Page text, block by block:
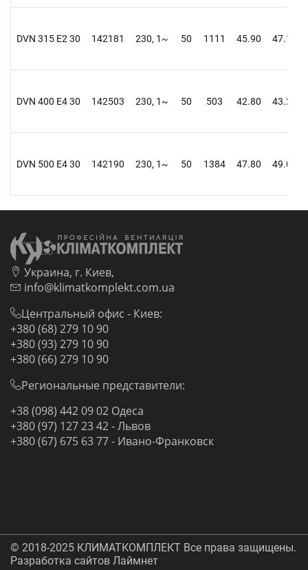
DVN 315 E2 30 142181 230, 1~ 50 1111 45.90 47.10
DVN 400 E4 30 142503 230, 1~ 50 503 42.80 43.20
DVN 500 E4 30 142190 230, 1~ 50 1384 47.80 49.00
Украина, г. Киев,
info@klimatkomplekt.com.ua
Центральный офис - Киев:
+380 (68) 279 10 90
+380 (93) 279 10 90
+380 (66) 279 10 90
Региональные представители:
+38 (098) 442 09 02 Одеса
+380 (97) 127 23 42 - Львов
+380 (67) 675 63 77 - Ивано-Франковск
© 2018-2025 КЛИМАТКОМПЛЕКТ Все права защищены.
Разработка сайтов Лаймнет